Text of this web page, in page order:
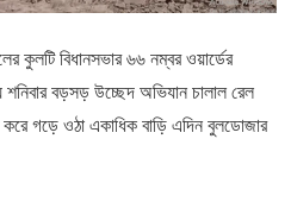
কুলটি বিধানসভার ৬৬ নম্বর ওয়ার্ডের
বড়সড় উচ্ছেদ অভিযান চালাল রেল
গড়ে ওঠা একাধিক বাড়ি এদিন বুলডোজার